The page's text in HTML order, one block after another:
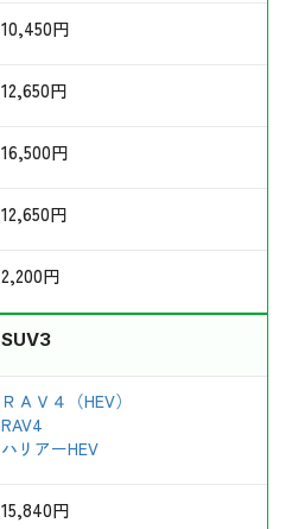
10,450円
12,650円
16,500円
12,650円
2,200円
SUV3
ＲＡＶ４（HEV）
RAV4
ハリアーHEV
15,840円